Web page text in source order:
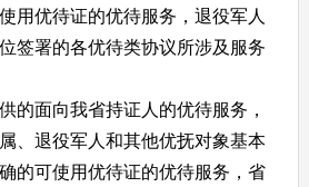
用优待证的优待服务，退役军人
签署的各优待类协议所涉及服务
面向我省持证人的优待服务，
、退役军人和其他优抚对象基本
的可使用优待证的优待服务，省